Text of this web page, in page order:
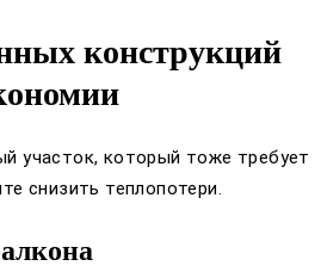
конструкций
участок, который тоже требует
снизить теплопотери.